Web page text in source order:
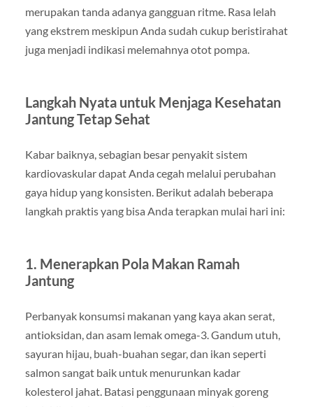
merupakan tanda adanya gangguan ritme. Rasa lelah
yang ekstrem meskipun Anda sudah cukup beristirahat
juga menjadi indikasi melemahnya otot pompa.
Langkah Nyata untuk Menjaga Kesehatan
Jantung Tetap Sehat
Kabar baiknya, sebagian besar penyakit sistem
kardiovaskular dapat Anda cegah melalui perubahan
gaya hidup yang konsisten. Berikut adalah beberapa
langkah praktis yang bisa Anda terapkan mulai hari ini:
1. Menerapkan Pola Makan Ramah
Jantung
Perbanyak konsumsi makanan yang kaya akan serat,
antioksidan, dan asam lemak omega-3. Gandum utuh,
sayuran hijau, buah-buahan segar, dan ikan seperti
salmon sangat baik untuk menurunkan kadar
kolesterol jahat. Batasi penggunaan minyak goreng